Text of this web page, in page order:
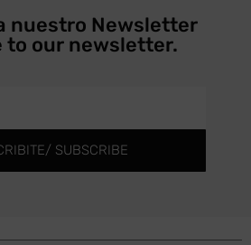
nuestro Newsletter
to our newsletter.
SUBSCRIBE